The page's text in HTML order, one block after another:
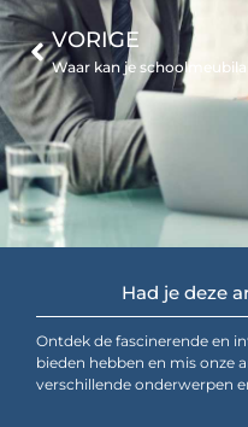
Had je deze
Ontdek de fascinerende en
bieden hebben en mis onze
verschillende onderwerpen
VORIGE